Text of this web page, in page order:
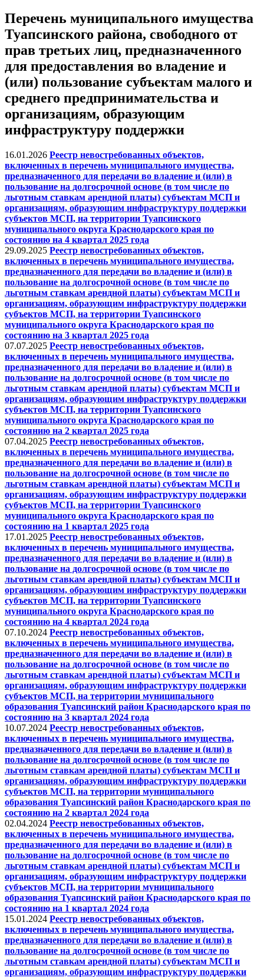
Перечень муниципального имущества
Туапсинского района, свободного от
прав третьих лиц, предназначенного
для предоставления во владение и
(или) пользование субъектам малого и
среднего предпринимательства и
организациям, образующим
инфраструктуру поддержки
16.01.2026 Реестр невостребованных объектов,
включенных в перечень муниципального имущества,
предназначенного для передачи во владение и (или) в
пользование на долгосрочной основе (в том числе по
льготным ставкам арендной платы) субъектам МСП и
организациям, образующим инфраструктуру поддержки
субъектов МСП, на территории Туапсинского
муниципального округа Краснодарского края по
состоянию на 4 квартал 2025 года
29.09.2025 Реестр невостребованных объектов,
включенных в перечень муниципального имущества,
предназначенного для передачи во владение и (или) в
пользование на долгосрочной основе (в том числе по
льготным ставкам арендной платы) субъектам МСП и
организациям, образующим инфраструктуру поддержки
субъектов МСП, на территории Туапсинского
муниципального округа Краснодарского края по
состоянию на 3 квартал 2025 года
07.07.2025 Реестр невостребованных объектов,
включенных в перечень муниципального имущества,
предназначенного для передачи во владение и (или) в
пользование на долгосрочной основе (в том числе по
льготным ставкам арендной платы) субъектам МСП и
организациям, образующим инфраструктуру поддержки
субъектов МСП, на территории Туапсинского
муниципального округа Краснодарского края по
состоянию на 2 квартал 2025 года
07.04.2025 Реестр невостребованных объектов,
включенных в перечень муниципального имущества,
предназначенного для передачи во владение и (или) в
пользование на долгосрочной основе (в том числе по
льготным ставкам арендной платы) субъектам МСП и
организациям, образующим инфраструктуру поддержки
субъектов МСП, на территории Туапсинского
муниципального округа Краснодарского края по
состоянию на 1 квартал 2025 года
17.01.2025 Реестр невостребованных объектов,
включенных в перечень муниципального имущества,
предназначенного для передачи во владение и (или) в
пользование на долгосрочной основе (в том числе по
льготным ставкам арендной платы) субъектам МСП и
организациям, образующим инфраструктуру поддержки
субъектов МСП, на территории Туапсинского
муниципального округа Краснодарского края по
состоянию на 4 квартал 2024 года
07.10.2024 Реестр невостребованных объектов,
включенных в перечень муниципального имущества,
предназначенного для передачи во владение и (или) в
пользование на долгосрочной основе (в том числе по
льготным ставкам арендной платы) субъектам МСП и
организациям, образующим инфраструктуру поддержки
субъектов МСП, на территории муниципального
образования Туапсинский район Краснодарского края по
состоянию на 3 квартал 2024 года
10.07.2024 Реестр невостребованных объектов,
включенных в перечень муниципального имущества,
предназначенного для передачи во владение и (или) в
пользование на долгосрочной основе (в том числе по
льготным ставкам арендной платы) субъектам МСП и
организациям, образующим инфраструктуру поддержки
субъектов МСП, на территории муниципального
образования Туапсинский район Краснодарского края по
состоянию на 2 квартал 2024 года
02.04.2024 Реестр невостребованных объектов,
включенных в перечень муниципального имущества,
предназначенного для передачи во владение и (или) в
пользование на долгосрочной основе (в том числе по
льготным ставкам арендной платы) субъектам МСП и
организациям, образующим инфраструктуру поддержки
субъектов МСП, на территории муниципального
образования Туапсинский район Краснодарского края по
состоянию на 1 квартал 2024 года
15.01.2024 Реестр невостребованных объектов,
включенных в перечень муниципального имущества,
предназначенного для передачи во владение и (или) в
пользование на долгосрочной основе (в том числе по
льготным ставкам арендной платы) субъектам МСП и
организациям, образующим инфраструктуру поддержки